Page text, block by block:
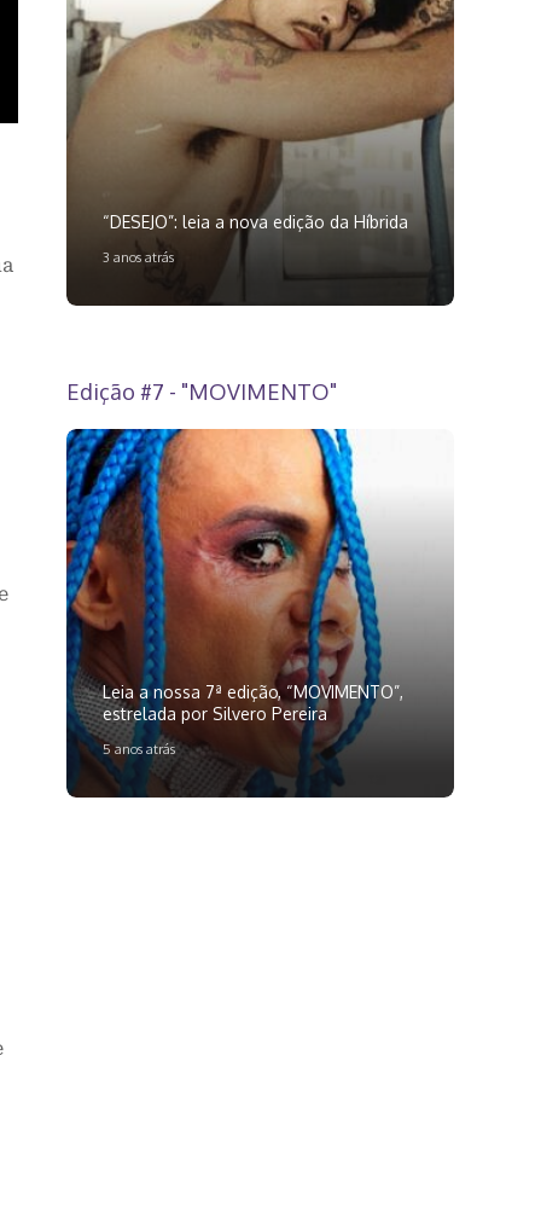
“DESEJO”: leia a nova edição da Híbrida
3 anos atrás
Edição #7 - "MOVIMENTO"
Leia a nossa 7ª edição, “MOVIMENTO”,
estrelada por Silvero Pereira
5 anos atrás